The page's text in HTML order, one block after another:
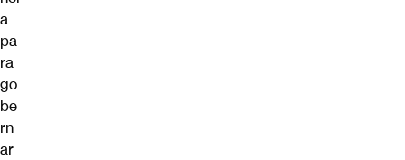
a
pa
ra
go
be
rn
ar